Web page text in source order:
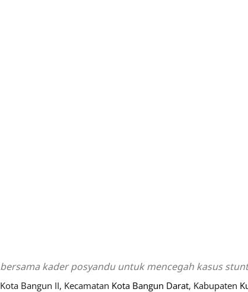
kader posyandu untuk mencegah kasus
Bangun II, Kecamatan Kota Bangun Darat, Kabupaten